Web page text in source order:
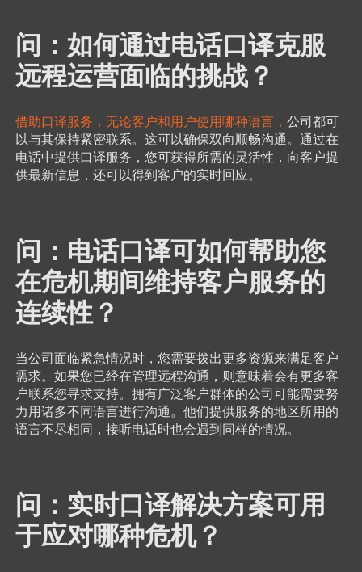
问：如何通过电话口译克服
远程运营面临的挑战？
借助口译服务，无论客户和用户使用哪种语言， 公司都可
以与其保持紧密联系。这可以确保双向顺畅沟通。通过在
电话中提供口译服务，您可获得所需的灵活性，向客户提
供最新信息，还可以得到客户的实时回应。
问：电话口译可如何帮助您
在危机期间维持客户服务的
连续性？
当公司面临紧急情况时，您需要拨出更多资源来满足客户
需求。如果您已经在管理远程沟通，则意味着会有更多客
户联系您寻求支持。拥有广泛客户群体的公司可能需要努
力用诸多不同语言进行沟通。他们提供服务的地区所用的
语言不尽相同，接听电话时也会遇到同样的情况。
问：实时口译解决方案可用
于应对哪种危机？